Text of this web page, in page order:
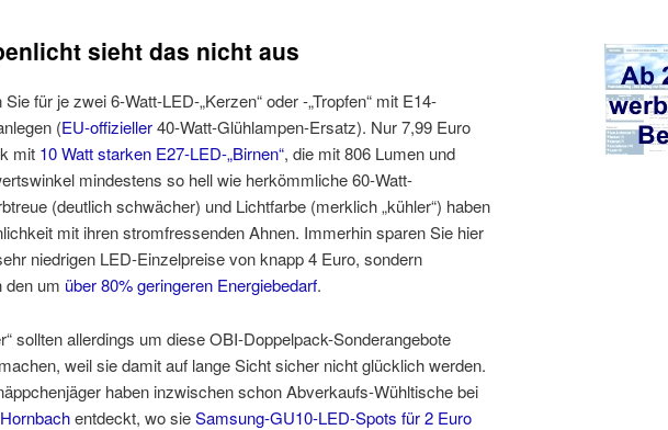
sieht das nicht aus
für je zwei 6-Watt-LED-„Kerzen“ oder -„Tropfen“ mit E14-
(EU-offizieller40-Watt-Glühlampen-Ersatz). Nur 7,99 Euro
mit 10 Watt starken E27-LED-„Birnen“, die mit 806 Lumen und
mindestens so hell wie herkömmliche 60-Watt-
(deutlich schwächer) und Lichtfarbe (merklich „kühler“) haben
mit ihren stromfressenden Ahnen. Immerhin sparen Sie hier
niedrigen LED-Einzelpreise von knapp 4 Euro, sondern
den um über 80% geringeren Energiebedarf.
sollten allerdings um diese OBI-Doppelpack-Sonderangebote
weil sie damit auf lange Sicht sicher nicht glücklich werden.
haben inzwischen schon Abverkaufs-Wühltische bei
Hornbachentdeckt, wo sieSamsung-GU10-LED-Spots für 2 Euro